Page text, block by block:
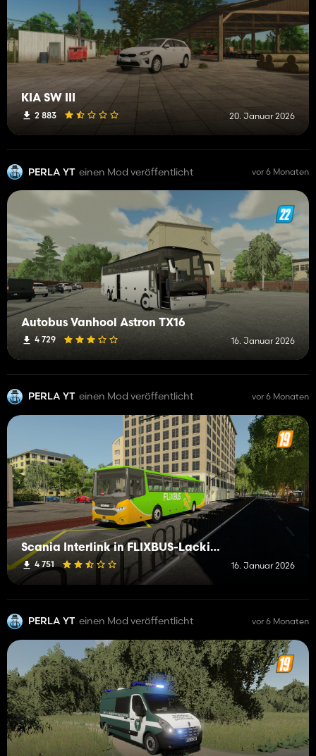
KIA SW III
2 883 20. Januar 2026
PERLA YT einen Mod veröffentlicht vor 6 Monaten
Autobus Vanhool Astron TX16
4 729 16. Januar 2026
PERLA YT einen Mod veröffentlicht vor 6 Monaten
Scania Interlink in FLIXBUS-Lackierung
4 751 16. Januar 2026
PERLA YT einen Mod veröffentlicht vor 6 Monaten